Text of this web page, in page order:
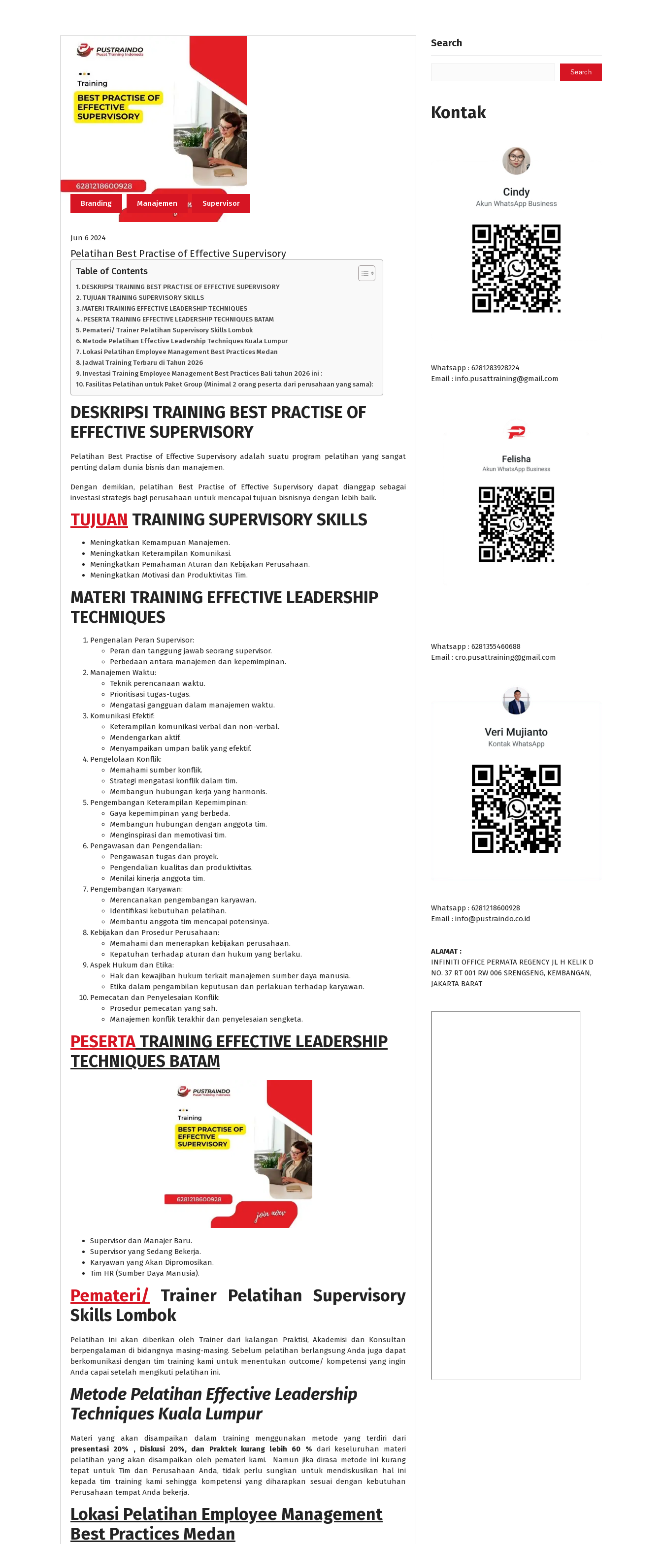
Branding Manajemen Supervisor
Jun 6 2024
Pelatihan Best Practise of Effective Supervisory
Table of Contents
DESKRIPSI TRAINING BEST PRACTISE OF EFFECTIVE SUPERVISORY
TUJUAN TRAINING SUPERVISORY SKILLS
MATERI TRAINING EFFECTIVE LEADERSHIP TECHNIQUES
PESERTA TRAINING EFFECTIVE LEADERSHIP TECHNIQUES BATAM
Pemateri/ Trainer Pelatihan Supervisory Skills Lombok
Metode Pelatihan Effective Leadership Techniques Kuala Lumpur
Lokasi Pelatihan Employee Management Best Practices Medan
Jadwal Training Terbaru di Tahun 2026
Investasi Training Employee Management Best Practices Bali tahun 2026 ini :
Fasilitas Pelatihan untuk Paket Group (Minimal 2 orang peserta dari perusahaan yang sama):
DESKRIPSI TRAINING BEST PRACTISE OF
EFFECTIVE SUPERVISORY
Pelatihan Best Practise of Effective Supervisory adalah suatu program pelatihan yang sangat
penting dalam dunia bisnis dan manajemen.
Dengan demikian, pelatihan Best Practise of Effective Supervisory dapat dianggap sebagai
investasi strategis bagi perusahaan untuk mencapai tujuan bisnisnya dengan lebih baik.
TUJUAN TRAINING SUPERVISORY SKILLS
Meningkatkan Kemampuan Manajemen.
Meningkatkan Keterampilan Komunikasi.
Meningkatkan Pemahaman Aturan dan Kebijakan Perusahaan.
Meningkatkan Motivasi dan Produktivitas Tim.
MATERI TRAINING EFFECTIVE LEADERSHIP
TECHNIQUES
Pengenalan Peran Supervisor:
Peran dan tanggung jawab seorang supervisor.
Perbedaan antara manajemen dan kepemimpinan.
Manajemen Waktu:
Teknik perencanaan waktu.
Prioritisasi tugas-tugas.
Mengatasi gangguan dalam manajemen waktu.
Komunikasi Efektif:
Keterampilan komunikasi verbal dan non-verbal.
Mendengarkan aktif.
Menyampaikan umpan balik yang efektif.
Pengelolaan Konflik:
Memahami sumber konflik.
Strategi mengatasi konflik dalam tim.
Membangun hubungan kerja yang harmonis.
Pengembangan Keterampilan Kepemimpinan:
Gaya kepemimpinan yang berbeda.
Membangun hubungan dengan anggota tim.
Menginspirasi dan memotivasi tim.
Pengawasan dan Pengendalian:
Pengawasan tugas dan proyek.
Pengendalian kualitas dan produktivitas.
Menilai kinerja anggota tim.
Pengembangan Karyawan:
Merencanakan pengembangan karyawan.
Identifikasi kebutuhan pelatihan.
Membantu anggota tim mencapai potensinya.
Kebijakan dan Prosedur Perusahaan:
Memahami dan menerapkan kebijakan perusahaan.
Kepatuhan terhadap aturan dan hukum yang berlaku.
Aspek Hukum dan Etika:
Hak dan kewajiban hukum terkait manajemen sumber daya manusia.
Etika dalam pengambilan keputusan dan perlakuan terhadap karyawan.
Pemecatan dan Penyelesaian Konflik:
Prosedur pemecatan yang sah.
Manajemen konflik terakhir dan penyelesaian sengketa.
PESERTA TRAINING EFFECTIVE LEADERSHIP
TECHNIQUES BATAM
Supervisor dan Manajer Baru.
Supervisor yang Sedang Bekerja.
Karyawan yang Akan Dipromosikan.
Tim HR (Sumber Daya Manusia).
Pemateri/ Trainer Pelatihan Supervisory
Skills Lombok
Pelatihan ini akan diberikan oleh Trainer dari kalangan Praktisi, Akademisi dan Konsultan
berpengalaman di bidangnya masing-masing. Sebelum pelatihan berlangsung Anda juga dapat
berkomunikasi dengan tim training kami untuk menentukan outcome/ kompetensi yang ingin
Anda capai setelah mengikuti pelatihan ini.
Metode Pelatihan Effective Leadership
Techniques Kuala Lumpur
Materi yang akan disampaikan dalam training menggunakan metode yang terdiri dari
presentasi 20% , Diskusi 20%, dan Praktek kurang lebih 60 % dari keseluruhan materi
pelatihan yang akan disampaikan oleh pemateri kami. Namun jika dirasa metode ini kurang
tepat untuk Tim dan Perusahaan Anda, tidak perlu sungkan untuk mendiskusikan hal ini
kepada tim training kami sehingga kompetensi yang diharapkan sesuai dengan kebutuhan
Perusahaan tempat Anda bekerja.
Lokasi Pelatihan Employee Management
Best Practices Medan
Search
Search
Kontak
Whatsapp : 6281283928224
Email : info.pusattraining@gmail.com
Whatsapp : 6281355460688
Email : cro.pusattraining@gmail.com
Whatsapp : 6281218600928
Email : info@pustraindo.co.id
ALAMAT :
INFINITI OFFICE PERMATA REGENCY JL H KELIK D
NO. 37 RT 001 RW 006 SRENGSENG, KEMBANGAN,
JAKARTA BARAT